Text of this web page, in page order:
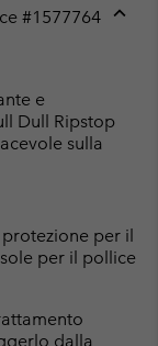
#1577764
e
Dull Ripstop
sulla
per il
per il pollice
dalla